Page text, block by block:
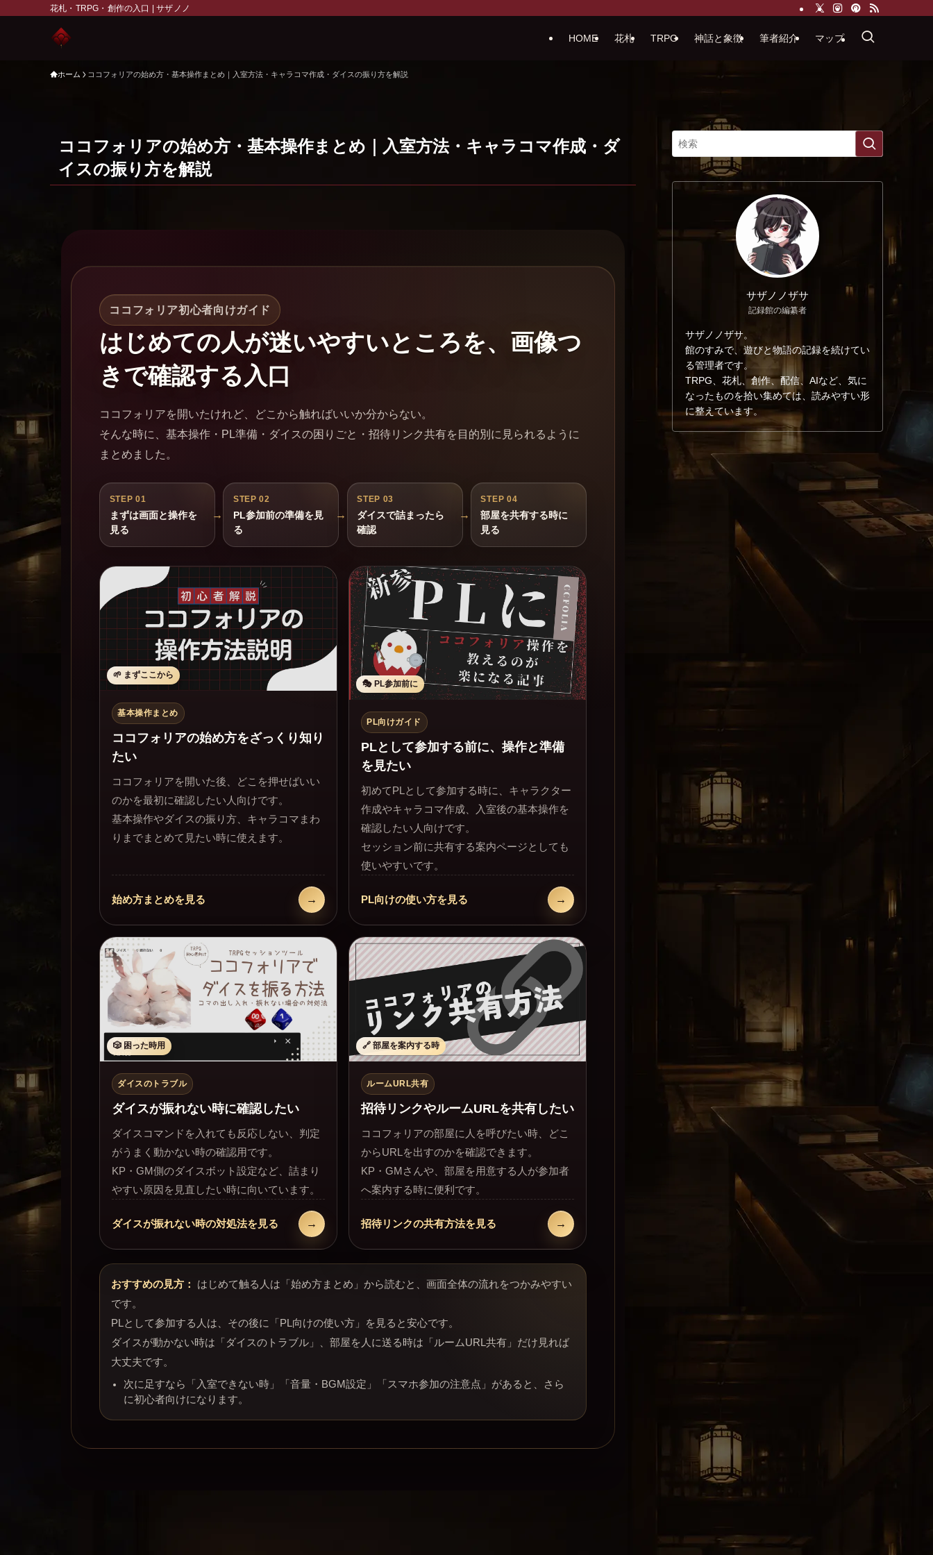
花札・TRPG・創作の入口 | サザノノ
HOME 花札 TRPG 神話と象徴 筆者紹介 マップ
ホーム ココフォリアの始め方・基本操作まとめ｜入室方法・キャラコマ作成・ダイスの振り方を解説
ココフォリアの始め方・基本操作まとめ｜入室方法・キャラコマ作成・ダ
イスの振り方を解説
ココフォリア初心者向けガイド
はじめての人が迷いやすいところを、画像つ
きで確認する入口
ココフォリアを開いたけれど、どこから触ればいいか分からない。
そんな時に、基本操作・PL準備・ダイスの困りごと・招待リンク共有を目的別に見られるように
まとめました。
STEP 01
まずは画面と操作を
見る
STEP 02
PL参加前の準備を見
る
STEP 03
ダイスで詰まったら
確認
STEP 04
部屋を共有する時に
見る
🌱 まずここから
基本操作まとめ
ココフォリアの始め方をざっくり知り
たい
ココフォリアを開いた後、どこを押せばいい
のかを最初に確認したい人向けです。
基本操作やダイスの振り方、キャラコマまわ
りまでまとめて見たい時に使えます。
始め方まとめを見る →
🎭 PL参加前に
PL向けガイド
PLとして参加する前に、操作と準備
を見たい
初めてPLとして参加する時に、キャラクター
作成やキャラコマ作成、入室後の基本操作を
確認したい人向けです。
セッション前に共有する案内ページとしても
使いやすいです。
PL向けの使い方を見る →
🎲 困った時用
ダイスのトラブル
ダイスが振れない時に確認したい
ダイスコマンドを入れても反応しない、判定
がうまく動かない時の確認用です。
KP・GM側のダイスボット設定など、詰まり
やすい原因を見直したい時に向いています。
ダイスが振れない時の対処法を見る →
🔗 部屋を案内する時
ルームURL共有
招待リンクやルームURLを共有したい
ココフォリアの部屋に人を呼びたい時、どこ
からURLを出すのかを確認できます。
KP・GMさんや、部屋を用意する人が参加者
へ案内する時に便利です。
招待リンクの共有方法を見る →
おすすめの見方：
はじめて触る人は「始め方まとめ」から読むと、画面全体の流れをつかみやすい
です。
PLとして参加する人は、その後に「PL向けの使い方」を見ると安心です。
ダイスが動かない時は「ダイスのトラブル」、部屋を人に送る時は「ルームURL共有」だけ見れば
大丈夫です。
次に足すなら「入室できない時」「音量・BGM設定」「スマホ参加の注意点」があると、さら
に初心者向けになります。
サザノノザサ
記録館の編纂者
サザノノザサ。
館のすみで、遊びと物語の記録を続けてい
る管理者です。
TRPG、花札、創作、配信、AIなど、気に
なったものを拾い集めては、読みやすい形
に整えています。